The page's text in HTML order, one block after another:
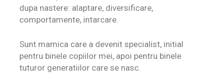
dupa nastere: alaptare, diversificare,
comportamente, intarcare.
Sunt mamica care a devenit specialist, initial
pentru binele copiilor mei, apoi pentru binele
tuturor generatiilor care se nasc.